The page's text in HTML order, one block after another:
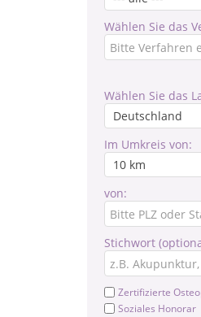
Wählen Sie das
Wählen Sie das
Im Umkreis von:
von:
Stichwort
Zertifizierte
Soziales Honorar